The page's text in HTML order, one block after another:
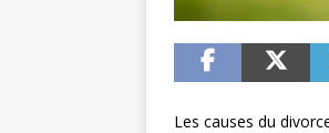
Les causes du